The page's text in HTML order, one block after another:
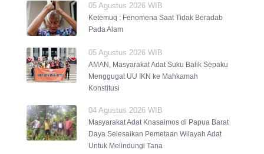
05 Agustus 2026 WIB
Ketemuq : Fenomena Saat Tidak Beradab
Pada Alam
05 Agustus 2026 WIB
AMAN, Masyarakat Adat Suku Balik Sepaku
Menggugat UU IKN ke Mahkamah
Konstitusi
04 Agustus 2026 WIB
Masyarakat Adat Knasaimos di Papua Barat
Daya Selesaikan Pemetaan Wilayah Adat
Untuk Melindungi Tana